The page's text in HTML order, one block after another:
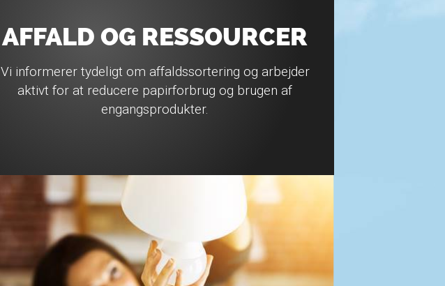
AFFALD OG RESSOURCER
Vi informerer tydeligt om affaldssortering og arbejder
aktivt for at reducere papirforbrug og brugen af
engangsprodukter.